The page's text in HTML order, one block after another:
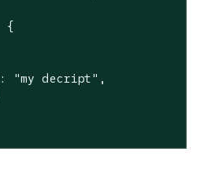
{
: "my decript" ,